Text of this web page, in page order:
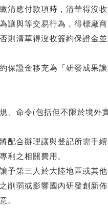
清應付款項時，清華得沒
與等交易行為，得標廠商
則清華得沒收簽約保證金
保證金移充為「研發成果
、命令(包括但不限於境外
配合辦理讓與登記所需手
利之相關費用。
予第三人於大陸地區或其
削弱或影響國內研發創新
。